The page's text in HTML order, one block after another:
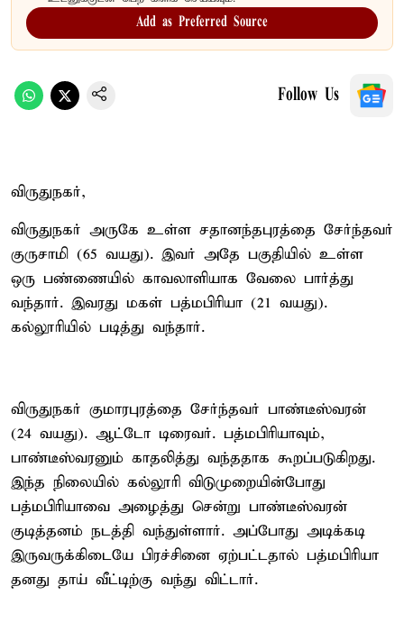
Add as Preferred Source
Follow Us
விருதுநகர்,
விருதுநகர் அருகே உள்ள சதானந்தபுரத்தை சேர்ந்தவர்
குருசாமி (65 வயது). இவர் அதே பகுதியில் உள்ள
ஒரு பண்ணையில் காவலாளியாக வேலை பார்த்து
வந்தார். இவரது மகள் பத்மபிரியா (21 வயது).
கல்லூரியில் படித்து வந்தார்.
விருதுநகர் குமாரபுரத்தை சேர்ந்தவர் பாண்டீஸ்வரன்
(24 வயது). ஆட்டோ டிரைவர். பத்மபிரியாவும்,
பாண்டீஸ்வரனும் காதலித்து வந்ததாக கூறப்படுகிறது.
இந்த நிலையில் கல்லூரி விடுமுறையின்போது
பத்மபிரியாவை அழைத்து சென்று பாண்டீஸ்வரன்
குடித்தனம் நடத்தி வந்துள்ளார். அப்போது அடிக்கடி
இருவருக்கிடையே பிரச்சினை ஏற்பட்டதால் பத்மபிரியா
தனது தாய் வீட்டிற்கு வந்து விட்டார்.